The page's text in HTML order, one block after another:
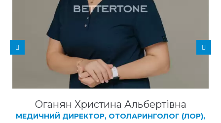
Оганян Христина Альбертівна
МЕДИЧНИЙ ДИРЕКТОР, ОТОЛАРИНГОЛОГ (ЛОР),